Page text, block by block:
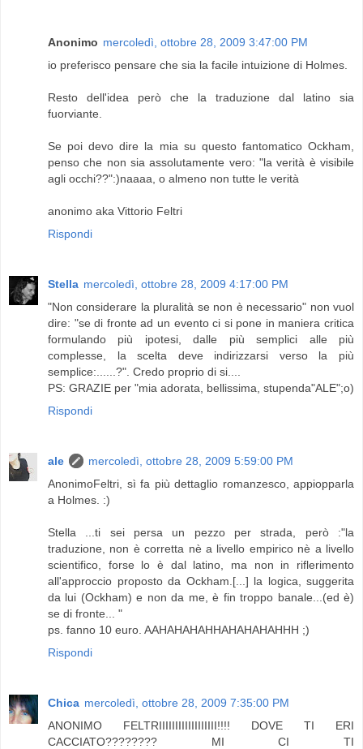
Anonimo mercoledì, ottobre 28, 2009 3:47:00 PM
io preferisco pensare che sia la facile intuizione di Holmes.
Resto dell'idea però che la traduzione dal latino sia
fuorviante.
Se poi devo dire la mia su questo fantomatico Ockham,
penso che non sia assolutamente vero: "la verità è visibile
agli occhi??":)naaaa, o almeno non tutte le verità
anonimo aka Vittorio Feltri
Rispondi
Stella mercoledì, ottobre 28, 2009 4:17:00 PM
"Non considerare la pluralità se non è necessario" non vuol
dire: "se di fronte ad un evento ci si pone in maniera critica
formulando più ipotesi, dalle più semplici alle più
complesse, la scelta deve indirizzarsi verso la più
semplice:......?". Credo proprio di si....
PS: GRAZIE per "mia adorata, bellissima, stupenda"ALE";o)
Rispondi
ale
mercoledì, ottobre 28, 2009 5:59:00 PM
AnonimoFeltri, sì fa più dettaglio romanzesco, appiopparla
a Holmes. :)
Stella ...ti sei persa un pezzo per strada, però :"la
traduzione, non è corretta nè a livello empirico nè a livello
scientifico, forse lo è dal latino, ma non in riflerimento
all'approccio proposto da Ockham.[...] la logica, suggerita
da lui (Ockham) e non da me, è fin troppo banale...(ed è)
se di fronte... "
ps. fanno 10 euro. AAHAHAHAHHAHAHAHAHHH ;)
Rispondi
Chica mercoledì, ottobre 28, 2009 7:35:00 PM
ANONIMO FELTRIIIIIIIIIIIIIIIIII!!!! DOVE TI ERI
CACCIATO???????? MI CI TI